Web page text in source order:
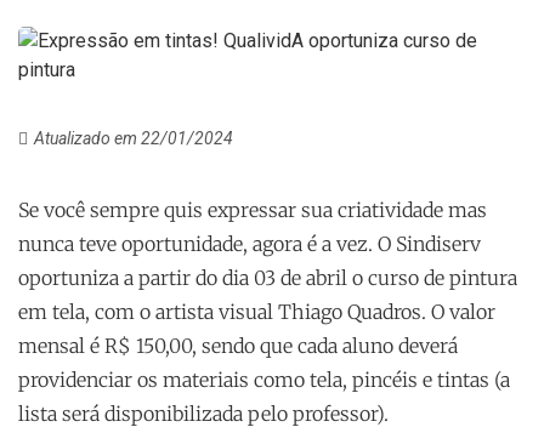
Atualizado em 22/01/2024
Se você sempre quis expressar sua criatividade mas
nunca teve oportunidade, agora é a vez. O Sindiserv
oportuniza a partir do dia 03 de abril o curso de pintura
em tela, com o artista visual Thiago Quadros. O valor
mensal é R$ 150,00, sendo que cada aluno deverá
providenciar os materiais como tela, pincéis e tintas (a
lista será disponibilizada pelo professor).